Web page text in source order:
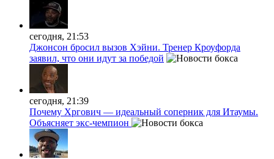
сегодня, 21:53
Джонсон бросил вызов Хэйни. Тренер Кроуфорда
заявил, что они идут за победой
сегодня, 21:39
Почему Хргович — идеальный соперник для Итаумы.
Объясняет экс-чемпион